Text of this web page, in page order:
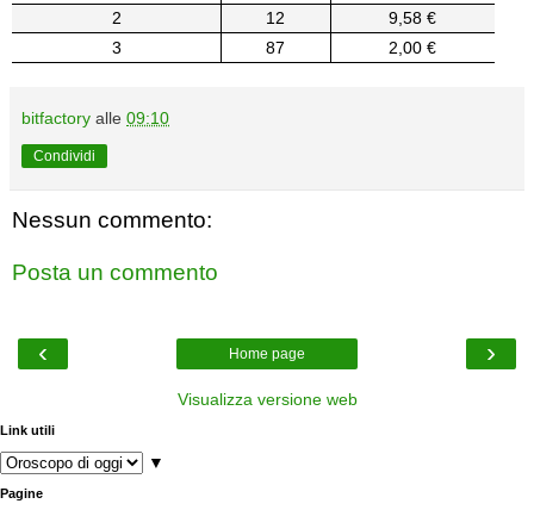
2
12
9,58 €
3
87 2,00 €
bitfactory alle 09:10
Condividi
Nessun commento:
Posta un commento
‹ ›
Home page
Visualizza versione web
Link utili
▼
Pagine